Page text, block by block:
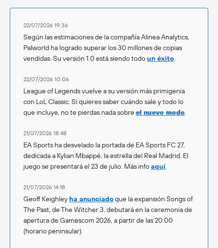
22/07/2026 19:36
Según las estimaciones de la compañía Alinea Analytics,
Palworld ha logrado superar los 30 millones de copias
vendidas. Su versión 1.0 está siendo todoun éxito
22/07/2026 10:06
League of Legends vuelve a su versión más primigenia
con LoL Classic. Si quieres saber cuándo sale y todo lo
que incluye, no te pierdas nada sobreel nuevo modo
21/07/2026 18:48
EA Sports ha desvelado la portada de EA Sports FC 27,
dedicada a Kylian Mbappé, la estrella del Real Madrid. El
juego se presentará el 23 de julio. Más infoaquí.
21/07/2026 14:18
Geoff Keighley ha anunciadoque la expansión Songs of
The Past, de The Witcher 3, debutará en la ceremonia de
apertura de Gamescom 2026, a partir de las 20:00
(horario peninsular).